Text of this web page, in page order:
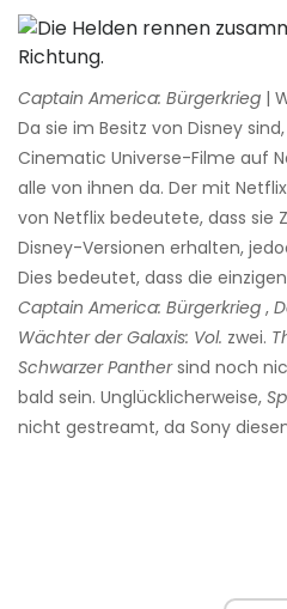
Captain America: Bürgerkrieg |
Da sie im Besitz von Disney
Cinematic Universe-Filme auf
alle von ihnen da. Der mit
von Netflix bedeutete, dass sie
Disney-Versionen erhalten,
Dies bedeutet, dass die
Captain America: Bürgerkrieg ,
Wächter der Galaxis: Vol. zwei.
Schwarzer Panthersind noch
bald sein. Unglücklicherweise,
nicht gestreamt, da Sony